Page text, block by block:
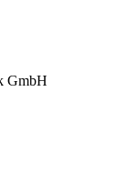
GmbH